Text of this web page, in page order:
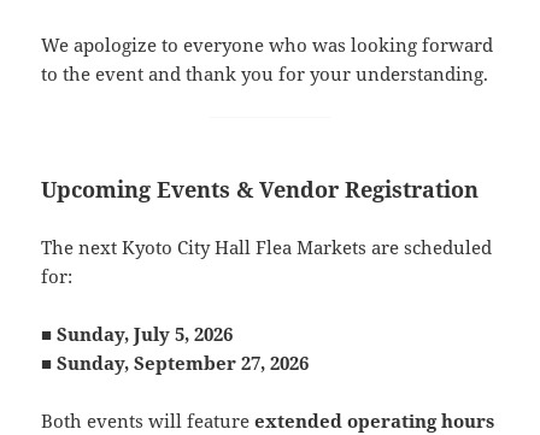
We apologize to everyone who was looking forward
to the event and thank you for your understanding.
Upcoming Events & Vendor Registration
The next Kyoto City Hall Flea Markets are scheduled
for:
■ Sunday, July 5, 2026
■ Sunday, September 27, 2026
Both events will featureextended operating hours